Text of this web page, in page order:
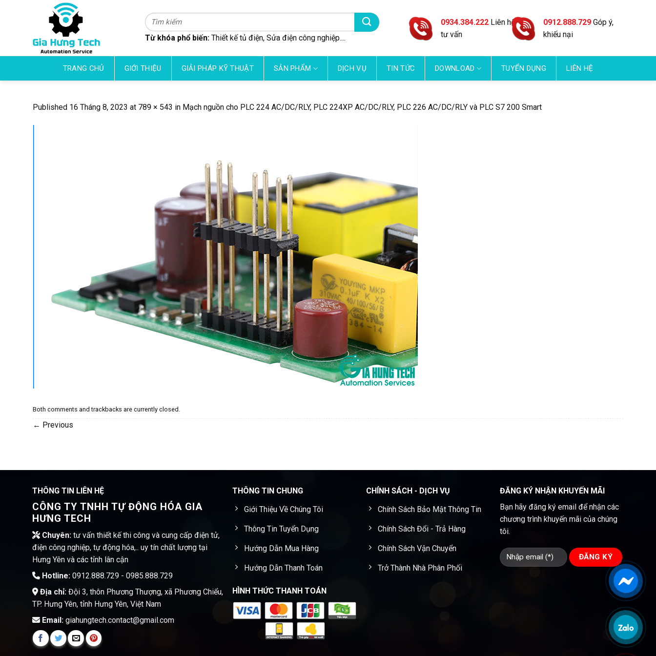
Tìm
kiếm:
Từ khóa phổ biến: Thiết kế tủ điện, Sửa điện công nghiệp....
0934.384.222 Liên hệ
tư vấn
0912.888.729 Góp ý,
khiếu nại
TRANG CHỦ GIỚI THIỆU GIẢI PHÁP KỸ THUẬT SẢN PHẨM DỊCH VỤ TIN TỨC DOWNLOAD TUYỂN DỤNG LIÊN HỆ
Published 16 Tháng 8, 2023 at 789 × 543 in Mạch nguồn cho PLC 224 AC/DC/RLY, PLC 224XP AC/DC/RLY, PLC 226 AC/DC/RLY và PLC S7 200 Smart
Both comments and trackbacks are currently closed.
← Previous
THÔNG TIN LIÊN HỆ
CÔNG TY TNHH TỰ ĐỘNG HÓA GIA
HƯNG TECH
Chuyên:tư vấn thiết kế thi công và cung cấp điện tử,
điện công nghiệp, tự động hóa,.. uy tín chất lượng tại
Hưng Yên và các tỉnh lân cận
Hotline:0912.888.729 - 0985.888.729
Địa chỉ:Đội 3, thôn Phương Thượng, xã Phương Chiểu,
TP. Hưng Yên, tỉnh Hưng Yên, Việt Nam
Email:giahungtech.contact@gmail.com
THÔNG TIN CHUNG
Giới Thiệu Về Chúng Tôi
Thông Tin Tuyển Dụng
Hướng Dẫn Mua Hàng
Hướng Dẫn Thanh Toán
CHÍNH SÁCH - DỊCH VỤ
Chính Sách Bảo Mật Thông Tin
Chính Sách Đổi - Trả Hàng
Chính Sách Vận Chuyển
Trở Thành Nhà Phân Phối
ĐĂNG KÝ NHẬN KHUYẾN MÃI
Bạn hãy đăng ký email để nhận các
chương trình khuyến mãi của chúng
tôi.
HÌNH THỨC THANH TOÁN